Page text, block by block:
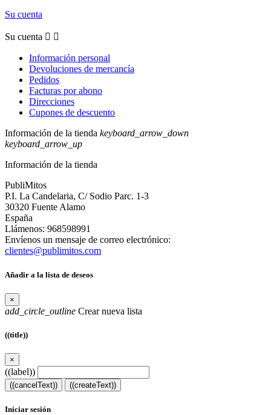
Su cuenta
Su cuenta  
Información personal
Devoluciones de mercancía
Pedidos
Facturas por abono
Direcciones
Cupones de descuento
Información de la tienda keyboard_arrow_down
keyboard_arrow_up
Información de la tienda
PubliMitos
P.I. La Candelaria, C/ Sodio Parc. 1-3
30320 Fuente Alamo
España
Llámenos: 968598991
Envíenos un mensaje de correo electrónico:
clientes@publimitos.com
Añadir a la lista de deseos
×
add_circle_outline Crear nueva lista
((title))
×
((label))
((cancelText)) ((createText))
Iniciar sesión